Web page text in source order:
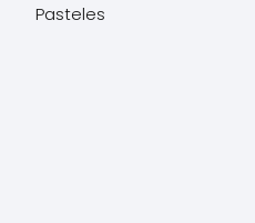
Pasteles